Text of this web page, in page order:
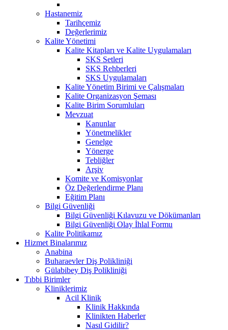
Hastanemiz
Tarihçemiz
Değerlerimiz
Kalite Yönetimi
Kalite Kitapları ve Kalite Uygulamaları
SKS Setleri
SKS Rehberleri
SKS Uygulamaları
Kalite Yönetim Birimi ve Çalışmaları
Kalite Organizasyon Şeması
Kalite Birim Sorumluları
Mevzuat
Kanunlar
Yönetmelikler
Genelge
Yönerge
Tebliğler
Arşiv
Komite ve Komisyonlar
Öz Değerlendirme Planı
Eğitim Planı
Bilgi Güvenliği
Bilgi Güvenliği Kılavuzu ve Dökümanları
Bilgi Güvenliği Olay İhlal Formu
Kalite Politikamız
Hizmet Binalarımız
Anabina
Buharaevler Diş Polikliniği
Gülabibey Diş Polikliniği
Tıbbi Birimler
Kliniklerimiz
Acil Klinik
Klinik Hakkında
Klinikten Haberler
Nasıl Gidilir?